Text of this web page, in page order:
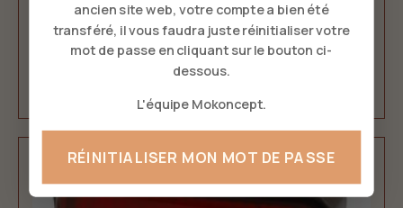
AJOUTER AU PANIER
 
ancien site web, votre compte a bien été
transféré, il vous faudra juste réinitialiser votre
mot de passe en cliquant sur le bouton ci-
dessous.
L'équipe Mokoncept.
RÉINITIALISER MON MOT DE PASSE